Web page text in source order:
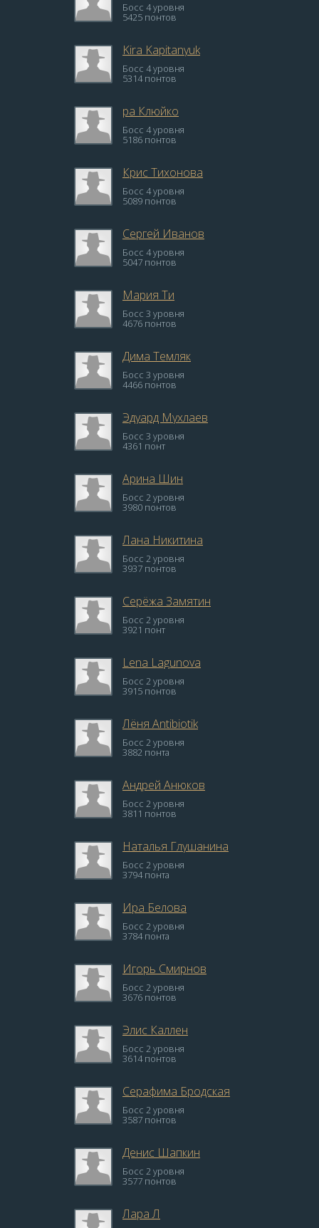
Босс 4 уровня
5425 понтов
Kira Kapitanyuk
Босс 4 уровня
5314 понтов
ра Клюйко
Босс 4 уровня
5186 понтов
Крис Тихонова
Босс 4 уровня
5089 понтов
Сергей Иванов
Босс 4 уровня
5047 понтов
Мария Ти
Босс 3 уровня
4676 понтов
Дима Темляк
Босс 3 уровня
4466 понтов
Эдуард Мухлаев
Босс 3 уровня
4361 понт
Арина Шин
Босс 2 уровня
3980 понтов
Лана Никитина
Босс 2 уровня
3937 понтов
Серёжа Замятин
Босс 2 уровня
3921 понт
Lena Lagunova
Босс 2 уровня
3915 понтов
Лёня Antibiotik
Босс 2 уровня
3882 понта
Андрей Анюков
Босс 2 уровня
3811 понтов
Наталья Глушанина
Босс 2 уровня
3794 понта
Ира Белова
Босс 2 уровня
3784 понта
Игорь Смирнов
Босс 2 уровня
3676 понтов
Элис Каллен
Босс 2 уровня
3614 понтов
Серафима Бродская
Босс 2 уровня
3587 понтов
Денис Шапкин
Босс 2 уровня
3577 понтов
Лара Л